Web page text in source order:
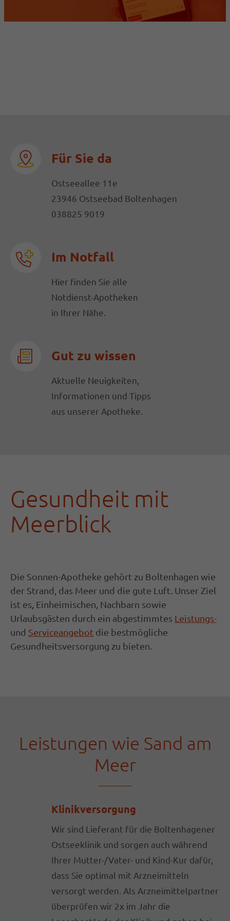
Drop us a line
Donec quam felis, ultricies nec.
Für Sie da
Ostseeallee 11e
23946 Ostseebad Boltenhagen
038825 9019
Im Notfall
Hier finden Sie alle
Notdienst-Apotheken
in Ihrer Nähe.
Gut zu wissen
Aktuelle Neuigkeiten,
Informationen und Tipps
aus unserer Apotheke.
Gesundheit mit
Meerblick
Die Sonnen-Apotheke gehört zu Boltenhagen wie
der Strand, das Meer und die gute Luft. Unser Ziel
ist es, Einheimischen, Nachbarn sowie
Urlaubsgästen durch ein abgestimmtes Leistungs-
und Serviceangebot die bestmögliche
Gesundheitsversorgung zu bieten.
Leistungen wie Sand am
Meer
Klinikversorgung
Wir sind Lieferant für die Boltenhagener
Ostseeklinik und sorgen auch während
Ihrer Mutter-/Vater- und Kind-Kur dafür,
dass Sie optimal mit Arzneimitteln
versorgt werden. Als Arzneimittelpartner
überprüfen wir 2x im Jahr die